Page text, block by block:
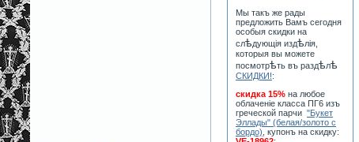
Мы такъ же рады
предложить Вамъ сегодня
особыя скидки на
слѣдующiя издѣлiя,
которыя вы можете
посмотрѣть въ раздѣлѣ
СКИДКИ!:
скидка 15% на любое
облаченiе класса ПГ6 изъ
греческой парчи "Букет
Эллады" (белая/золото с
бордо) , купонъ на скидку: